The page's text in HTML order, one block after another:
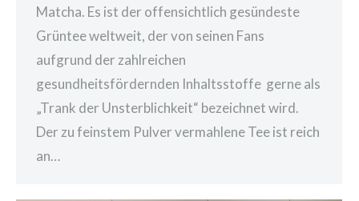
Matcha. Es ist der offensichtlich gesündeste
Grüntee weltweit, der von seinen Fans
aufgrund der zahlreichen
gesundheitsfördernden Inhaltsstoffe gerne als
„Trank der Unsterblichkeit“ bezeichnet wird.
Der zu feinstem Pulver vermahlene Tee ist reich
an…